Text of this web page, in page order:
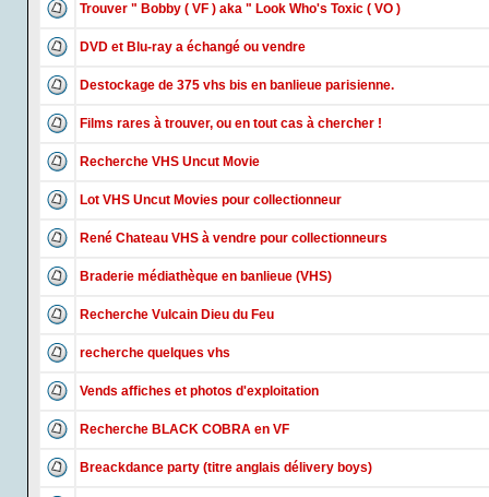
Trouver " Bobby ( VF ) aka " Look Who's Toxic ( VO )
DVD et Blu-ray a échangé ou vendre
Destockage de 375 vhs bis en banlieue parisienne.
Films rares à trouver, ou en tout cas à chercher !
Recherche VHS Uncut Movie
Lot VHS Uncut Movies pour collectionneur
René Chateau VHS à vendre pour collectionneurs
Braderie médiathèque en banlieue (VHS)
Recherche Vulcain Dieu du Feu
recherche quelques vhs
Vends affiches et photos d'exploitation
Recherche BLACK COBRA en VF
Breackdance party (titre anglais délivery boys)